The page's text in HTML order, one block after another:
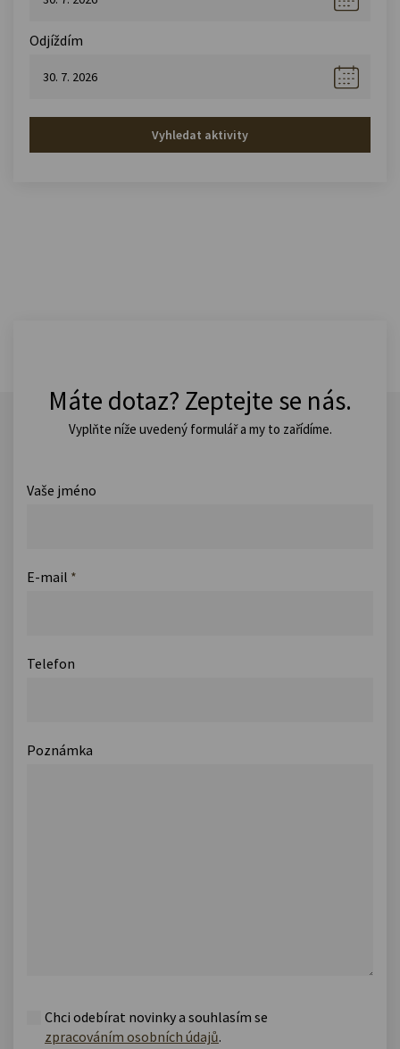
Odjíždím
Vyhledat aktivity
Máte dotaz? Zeptejte se nás.
Vyplňte níže uvedený formulář a my to zařídíme.
Vaše jméno
E-mail *
Telefon
Poznámka
Chci odebírat novinky a souhlasím se
zpracováním osobních údajů.